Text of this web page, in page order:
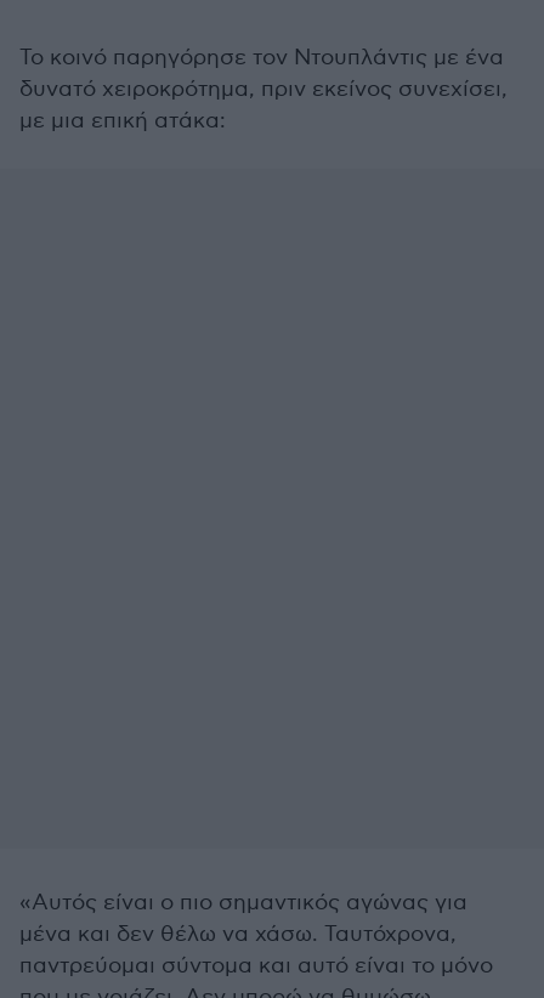
Το κοινό παρηγόρησε τον Ντουπλάντις με ένα
δυνατό χειροκρότημα, πριν εκείνος συνεχίσει,
με μια επική ατάκα:
«Αυτός είναι ο πιο σημαντικός αγώνας για
μένα και δεν θέλω να χάσω. Ταυτόχρονα,
παντρεύομαι σύντομα και αυτό είναι το μόνο